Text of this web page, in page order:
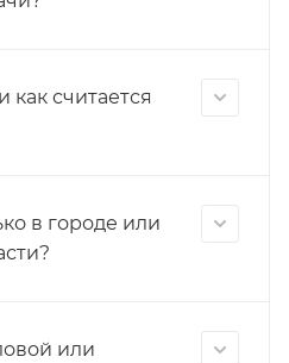
как считается
в городе или
или